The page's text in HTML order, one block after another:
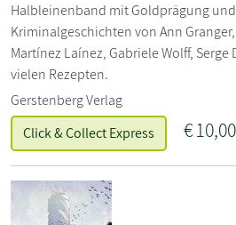
Halbleinenband mit Goldprägung
Kriminalgeschichten von Ann
Martínez Laínez, Gabriele Wolff,
vielen Rezepten.
Gerstenberg Verlag
Click & Collect Express
€